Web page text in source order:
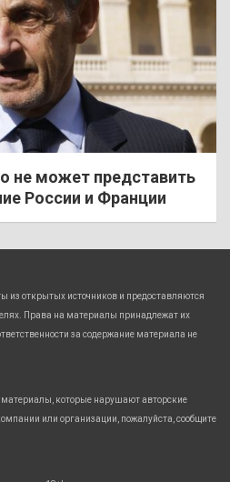
не может представить
России и Франции
из открытых источников и предоставляются
Права на материалы принадлежат их
за содержание материала не
которые нарушают авторские
или организации, пожалуйста, сообщите